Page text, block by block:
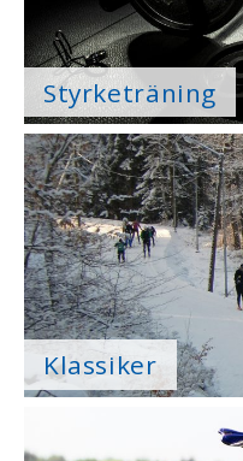
Styrketräning
Klassiker